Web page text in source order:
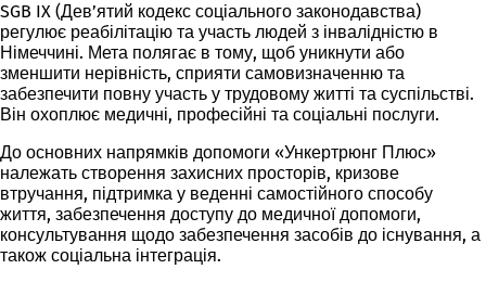
SGB IX (Дев’ятий кодекс соціального законодавства)
регулює реабілітацію та участь людей з інвалідністю в
Німеччині. Мета полягає в тому, щоб уникнути або
зменшити нерівність, сприяти самовизначенню та
забезпечити повну участь у трудовому житті та суспільстві.
Він охоплює медичні, професійні та соціальні послуги.
До основних напрямків допомоги «Ункертрюнг Плюс»
належать створення захисних просторів, кризове
втручання, підтримка у веденні самостійного способу
життя, забезпечення доступу до медичної допомоги,
консультування щодо забезпечення засобів до існування, а
також соціальна інтеграція.